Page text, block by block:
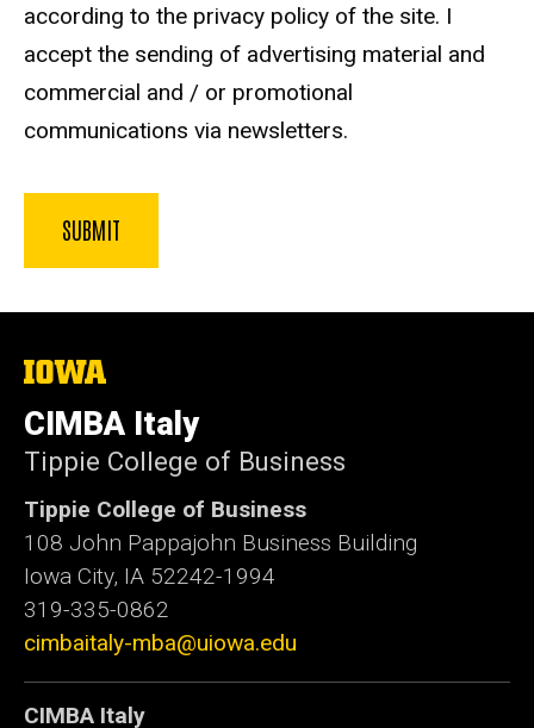
according to the privacy policy of the site. I
accept the sending of advertising material and
commercial and / or promotional
communications via newsletters.
The
University
of
Iowa
CIMBA Italy
Tippie College of Business
Tippie College of Business
108 John Pappajohn Business Building
Iowa City, IA 52242-1994
319-335-0862
cimbaitaly-mba@uiowa.edu
CIMBA Italy